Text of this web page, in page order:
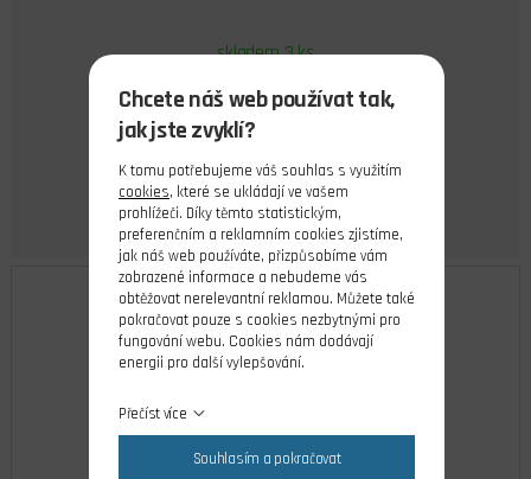
skladem 3 ks
449,00 Kč
Cena s DPH
Chcete náš web používat tak,
jak jste zvyklí?
K tomu potřebujeme váš souhlas s využitím
cookies, které se ukládají ve vašem
prohlížeči. Díky těmto statistickým,
preferenčním a reklamním cookies zjistíme,
jak náš web používáte, přizpůsobíme vám
zobrazené informace a nebudeme vás
obtěžovat nerelevantní reklamou. Můžete také
pokračovat pouze s cookies nezbytnými pro
fungování webu. Cookies nám dodávají
energii pro další vylepšování.
Přečíst více
Souhlasím a pokračovat